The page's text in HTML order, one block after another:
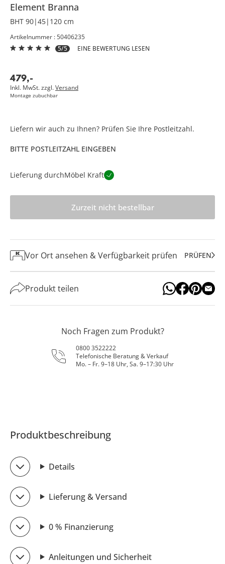
Element Branna
BHT 90|45|120 cm
Artikelnummer : 50406235
5/5
EINE BEWERTUNG LESEN
479,-
Inkl. MwSt. zzgl.Versand
Montage zubuchbar
Liefern wir auch zu Ihnen? Prüfen Sie Ihre Postleitzahl.
BITTE POSTLEITZAHL EINGEBEN
Lieferung durchMöbel Kraft
Zurzeit nicht bestellbar
Vor Ort ansehen & Verfügbarkeit prüfen PRÜFEN
Produkt teilen
Noch Fragen zum Produkt?
0800 3522222
Telefonische Beratung & Verkauf
Mo. – Fr. 9–18 Uhr, Sa. 9–17:30 Uhr
Produktbeschreibung
Details
Lieferung & Versand
0 % Finanzierung
Anleitungen und Sicherheit